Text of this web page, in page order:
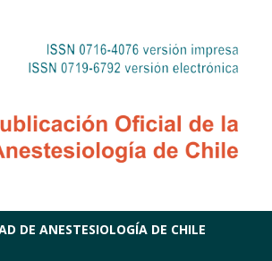
DE ANESTESIOLOGÍA DE CHILE